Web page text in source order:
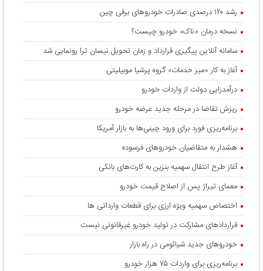
رشد ۱۲۰ درصدی صادرات خودروهای برقی چین
نسخه درمان «ناک» خودرو چیست؟
سامانه آنلاین پیگیری قرارداد‌ و زمان تحویل نیسان ترا رونمایی شد
آغاز به کار «میز خدمات» گروه پرشیا موبیلیتی
درآمدزایی دولت از واردات خودرو
ریزش تقاضا در مرحله جدید عرضه خودرو
برنامه‌ریزی فورد برای ورود چینی‌ها به بازار آمریکا
هشدار به متقاضیان خودروهای فرسوده
آغاز طرح انتقال سهمیه بنزین به کارت‌های بانکی
معمای تیراژ پس از اصلاح قیمت خودرو
اختصاص سهمیه ویژه ارزی برای قطعات وارداتی ها
قراردادهای مشارکت در تولید خودرو غیرقانونی نیست
خودروهای جدید شیائومی در راه بازار
برنامه‌ریزی برای واردات ۷۵ هزار خودرو